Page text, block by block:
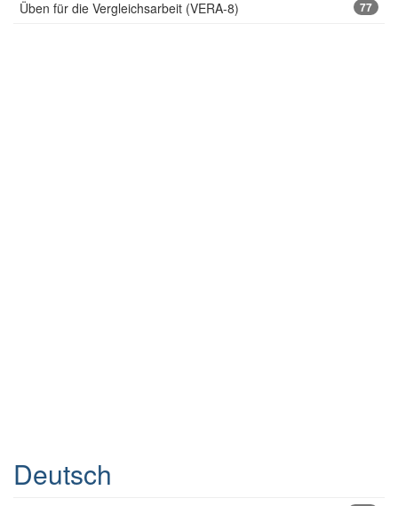
Üben für die Vergleichsarbeit (VERA-8) 77
Deutsch